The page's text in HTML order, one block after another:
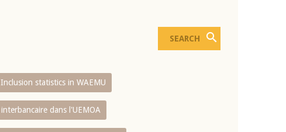
statistics in WAEMU
dans l'UEMOA